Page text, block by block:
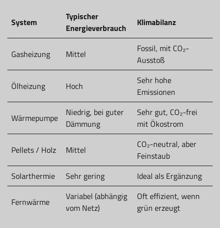
System
Typischer
Energieverbrauch
Klimabilanz
Gasheizung Mittel
Fossil, mit CO₂-
Ausstoß
Ölheizung Hoch
Sehr hohe
Emissionen
Wärmepumpe
Niedrig, bei guter
Dämmung
Sehr gut, CO₂-frei
mit Ökostrom
Pellets / Holz Mittel
CO₂-neutral, aber
Feinstaub
Solarthermie
Sehr gering Ideal als Ergänzung
Fernwärme
Variabel (abhängig
vom Netz)
Oft effizient, wenn
grün erzeugt